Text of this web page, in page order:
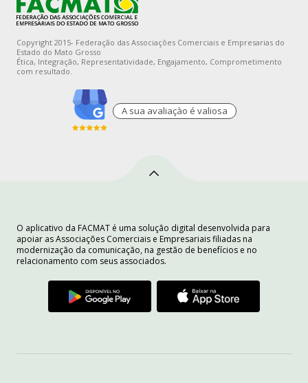
Copyright 2015- Federação das Associações Comerciais e Empresarias do
Estado do Mato Grosso
Ética, Integração, Representatividade, Engajamento, Comprometimento
com resultado.
A sua avaliaçào é valiosa
O aplicativo da FACMAT é uma solução digital desenvolvida para
apoiar as Associações Comerciais e Empresariais filiadas na
modernização da comunicação, na gestão de benefícios e no
relacionamento com seus associados.